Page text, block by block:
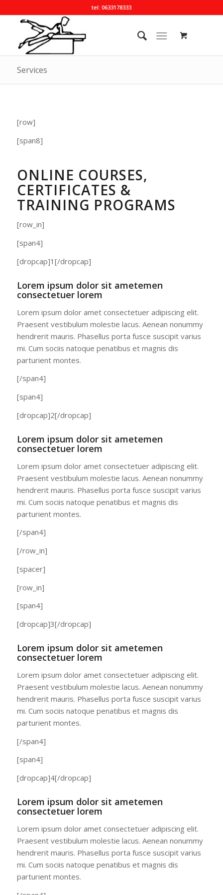
tel: 0633178333
Services
[row]
[span8]
ONLINE COURSES,
CERTIFICATES &
TRAINING PROGRAMS
[row_in]
[span4]
[dropcap]1[/dropcap]
Lorem ipsum dolor sit ametemen
consectetuer lorem
Lorem ipsum dolor amet consectetuer adipiscing elit.
Praesent vestibulum molestie lacus. Aenean nonummy
hendrerit mauris. Phasellus porta fusce suscipit varius
mi. Cum sociis natoque penatibus et magnis dis
parturient montes.
[/span4]
[span4]
[dropcap]2[/dropcap]
Lorem ipsum dolor sit ametemen
consectetuer lorem
Lorem ipsum dolor amet consectetuer adipiscing elit.
Praesent vestibulum molestie lacus. Aenean nonummy
hendrerit mauris. Phasellus porta fusce suscipit varius
mi. Cum sociis natoque penatibus et magnis dis
parturient montes.
[/span4]
[/row_in]
[spacer]
[row_in]
[span4]
[dropcap]3[/dropcap]
Lorem ipsum dolor sit ametemen
consectetuer lorem
Lorem ipsum dolor amet consectetuer adipiscing elit.
Praesent vestibulum molestie lacus. Aenean nonummy
hendrerit mauris. Phasellus porta fusce suscipit varius
mi. Cum sociis natoque penatibus et magnis dis
parturient montes.
[/span4]
[span4]
[dropcap]4[/dropcap]
Lorem ipsum dolor sit ametemen
consectetuer lorem
Lorem ipsum dolor amet consectetuer adipiscing elit.
Praesent vestibulum molestie lacus. Aenean nonummy
hendrerit mauris. Phasellus porta fusce suscipit varius
mi. Cum sociis natoque penatibus et magnis dis
parturient montes.